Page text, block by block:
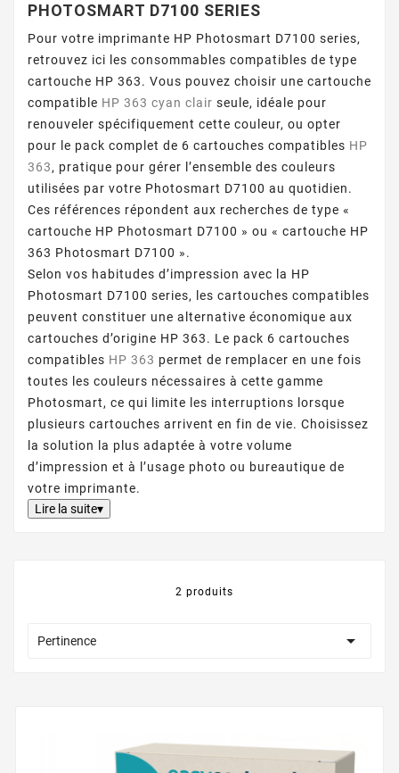
PHOTOSMART D7100 SERIES
Pour votre imprimante HP Photosmart D7100 series,
retrouvez ici les consommables compatibles de type
cartouche HP 363. Vous pouvez choisir une cartouche
compatible HP 363 cyan clair seule, idéale pour
renouveler spécifiquement cette couleur, ou opter
pour le pack complet de 6 cartouches compatibles HP
363, pratique pour gérer l’ensemble des couleurs
utilisées par votre Photosmart D7100 au quotidien.
Ces références répondent aux recherches de type «
cartouche HP Photosmart D7100 » ou « cartouche HP
363 Photosmart D7100 ».
Selon vos habitudes d’impression avec la HP
Photosmart D7100 series, les cartouches compatibles
peuvent constituer une alternative économique aux
cartouches d’origine HP 363. Le pack 6 cartouches
compatibles HP 363 permet de remplacer en une fois
toutes les couleurs nécessaires à cette gamme
Photosmart, ce qui limite les interruptions lorsque
plusieurs cartouches arrivent en fin de vie. Choisissez
la solution la plus adaptée à votre volume
d’impression et à l’usage photo ou bureautique de
votre imprimante.
Lire la suite▾
2 produits
Pertinence 